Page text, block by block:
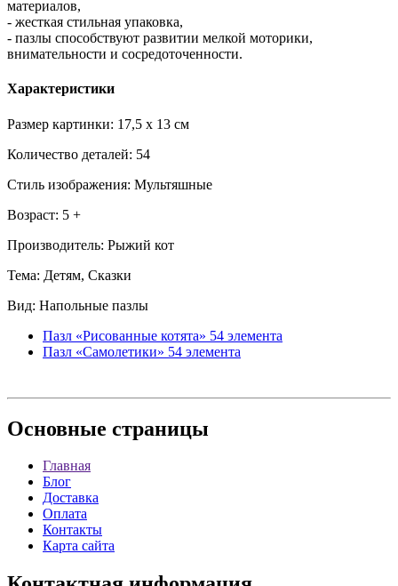
материалов,
- жесткая стильная упаковка,
- пазлы способствуют развитии мелкой моторики,
внимательности и сосредоточенности.
Характеристики
Размер картинки: 17,5 x 13 см
Количество деталей: 54
Стиль изображения: Мультяшные
Возраст: 5 +
Производитель: Рыжий кот
Тема: Детям, Сказки
Вид: Напольные пазлы
Пазл «Рисованные котята» 54 элемента
Пазл «Самолетики» 54 элемента
Основные страницы
Главная
Блог
Доставка
Оплата
Контакты
Карта сайта